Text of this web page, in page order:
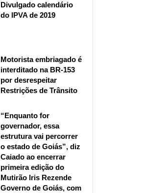
Divulgado calendário
do IPVA de 2019
Motorista embriagado é
interditado na BR-153
por desrespeitar
Restrições de Trânsito
“Enquanto for
governador, essa
estrutura vai percorrer
o estado de Goiás”, diz
Caiado ao encerrar
primeira edição do
Mutirão Iris Rezende
Governo de Goiás, com